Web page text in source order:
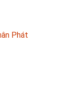
Phát